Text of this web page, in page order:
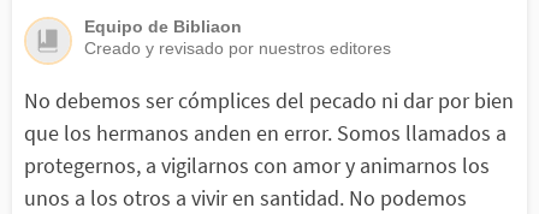
Equipo de Bibliaon
Creado y revisado por nuestros editores
No debemos ser cómplices del pecado ni dar por bien
que los hermanos anden en error. Somos llamados a
protegernos, a vigilarnos con amor y animarnos los
unos a los otros a vivir en santidad. No podemos